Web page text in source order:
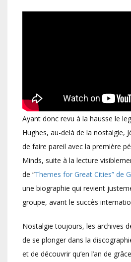
Ayant donc revu à la hausse le
Hughes, au-delà de la nostalgie,
de faire pareil avec la première
Minds, suite à la lecture
de “Themes for Great Cities” de
une biographie qui revient
groupe, avant le succès
Nostalgie toujours, les archives
de se plonger dans la
et de découvrir qu’en l’an de